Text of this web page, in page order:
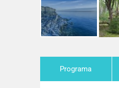
Programa